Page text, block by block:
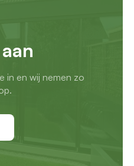
in en wij nemen zo